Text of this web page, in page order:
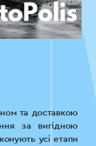
та доставкою
за вигідною
усі етапи